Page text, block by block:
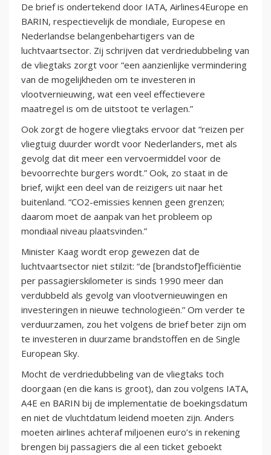
De brief is ondertekend door IATA, Airlines4Europe en
BARIN, respectievelijk de mondiale, Europese en
Nederlandse belangenbehartigers van de
luchtvaartsector. Zij schrijven dat verdriedubbeling van
de vliegtaks zorgt voor “een aanzienlijke vermindering
van de mogelijkheden om te investeren in
vlootvernieuwing, wat een veel effectievere
maatregel is om de uitstoot te verlagen.”
Ook zorgt de hogere vliegtaks ervoor dat “reizen per
vliegtuig duurder wordt voor Nederlanders, met als
gevolg dat dit meer een vervoermiddel voor de
bevoorrechte burgers wordt.” Ook, zo staat in de
brief, wijkt een deel van de reizigers uit naar het
buitenland. “CO2-emissies kennen geen grenzen;
daarom moet de aanpak van het probleem op
mondiaal niveau plaatsvinden.”
Minister Kaag wordt erop gewezen dat de
luchtvaartsector niet stilzit: “de [brandstof]efficiëntie
per passagierskilometer is sinds 1990 meer dan
verdubbeld als gevolg van vlootvernieuwingen en
investeringen in nieuwe technologieën.” Om verder te
verduurzamen, zou het volgens de brief beter zijn om
te investeren in duurzame brandstoffen en de Single
European Sky.
Mocht de verdriedubbeling van de vliegtaks toch
doorgaan (en die kans is groot), dan zou volgens IATA,
A4E en BARIN bij de implementatie de boekingsdatum
en niet de vluchtdatum leidend moeten zijn. Anders
moeten airlines achteraf miljoenen euro’s in rekening
brengen bij passagiers die al een ticket geboekt